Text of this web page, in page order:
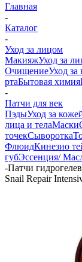
Главная
-
Каталог
-
Уход за лицом
МакияжУход за
ОчищениеУход за
ртаБытовая химия
-
Патчи для век
ПэдыУход за
лица и телаМаски
точекСыворотка
ФлюидКинезио
губЭссенция/
-Патчи
Snail Repair